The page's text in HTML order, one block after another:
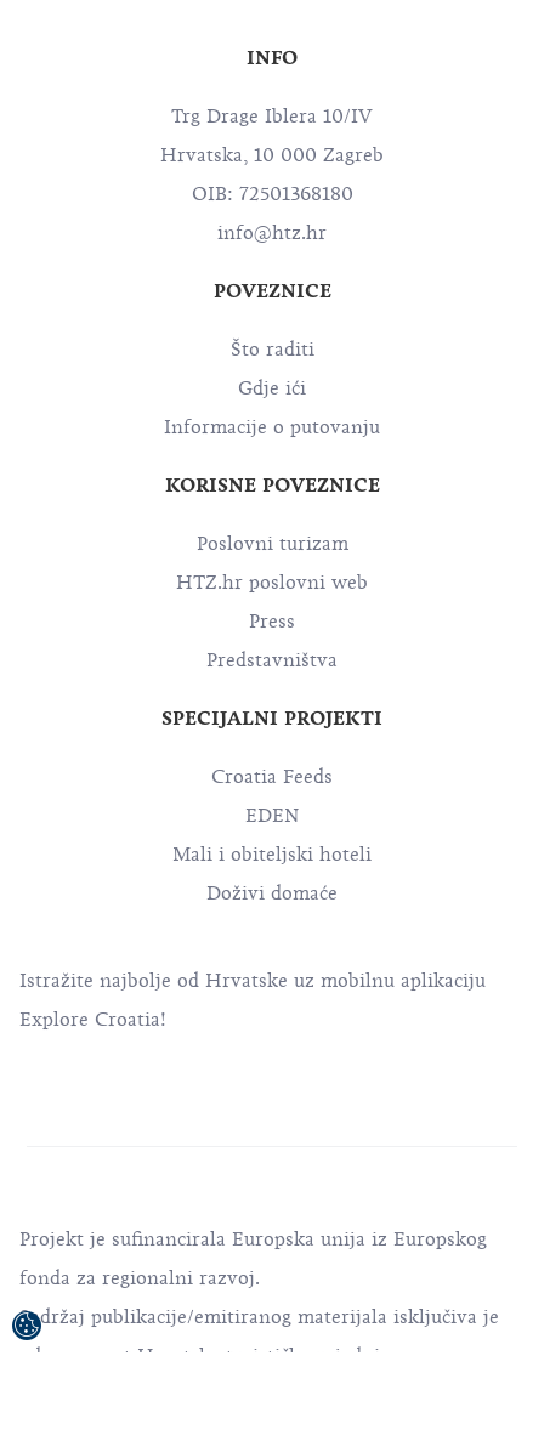
INFO
Trg Drage Iblera 10/IV
Hrvatska, 10 000 Zagreb
OIB: 72501368180
info@htz.hr
POVEZNICE
Što raditi
Gdje ići
Informacije o putovanju
KORISNE POVEZNICE
Poslovni turizam
HTZ.hr poslovni web
Press
Predstavništva
SPECIJALNI PROJEKTI
Croatia Feeds
EDEN
Mali i obiteljski hoteli
Doživi domaće
Istražite najbolje od Hrvatske uz mobilnu aplikaciju
Explore Croatia!
Projekt je sufinancirala Europska unija iz Europskog
fonda za regionalni razvoj.
Sadržaj publikacije/emitiranog materijala isključiva je
odgovornost Hrvatske turističke zajednice.